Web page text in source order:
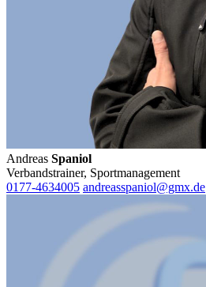
Andreas Spaniol
Verbandstrainer, Sportmanagement
0177-4634005 andreasspaniol@gmx.de